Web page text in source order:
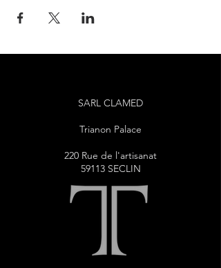
SARL CLAMED
Trianon Palace
220 Rue de l'artisanat
59113 SECLIN